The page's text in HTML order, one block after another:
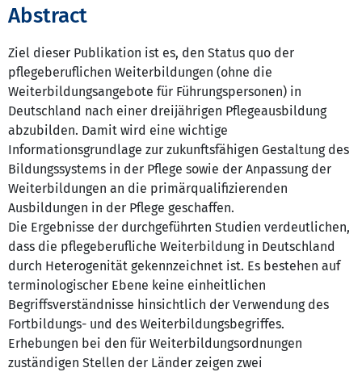
Abstract
Ziel dieser Publikation ist es, den Status quo der
pflegeberuflichen Weiterbildungen (ohne die
Weiterbildungsangebote für Führungspersonen) in
Deutschland nach einer dreijährigen Pflegeausbildung
abzubilden. Damit wird eine wichtige
Informationsgrundlage zur zukunftsfähigen Gestaltung des
Bildungssystems in der Pflege sowie der Anpassung der
Weiterbildungen an die primärqualifizierenden
Ausbildungen in der Pflege geschaffen.
Die Ergebnisse der durchgeführten Studien verdeutlichen,
dass die pflegeberufliche Weiterbildung in Deutschland
durch Heterogenität gekennzeichnet ist. Es bestehen auf
terminologischer Ebene keine einheitlichen
Begriffsverständnisse hinsichtlich der Verwendung des
Fortbildungs- und des Weiterbildungsbegriffes.
Erhebungen bei den für Weiterbildungsordnungen
zuständigen Stellen der Länder zeigen zwei